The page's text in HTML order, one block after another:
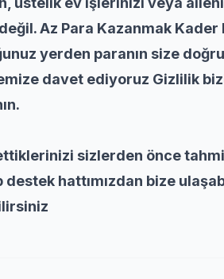
Az Para Kazanmak Kader
yerden paranın size
davet ediyoruz Gizlilik
sizlerden önce
hattımızdan bize